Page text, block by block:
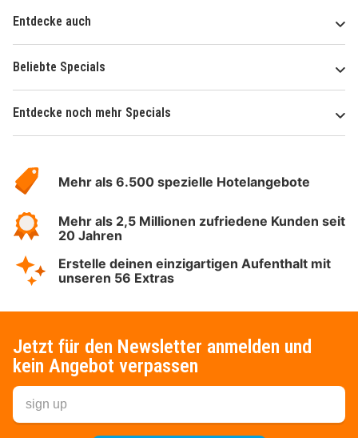
Entdecke auch
Beliebte Specials
Entdecke noch mehr Specials
Hotelspecials
Mehr als 6.500 spezielle Hotelangebote
Mehr als 2,5 Millionen zufriedene Kunden seit
20 Jahren
Erstelle deinen einzigartigen Aufenthalt mit
unseren 56 Extras
Jetzt für den Newsletter anmelden und
kein Angebot verpassen